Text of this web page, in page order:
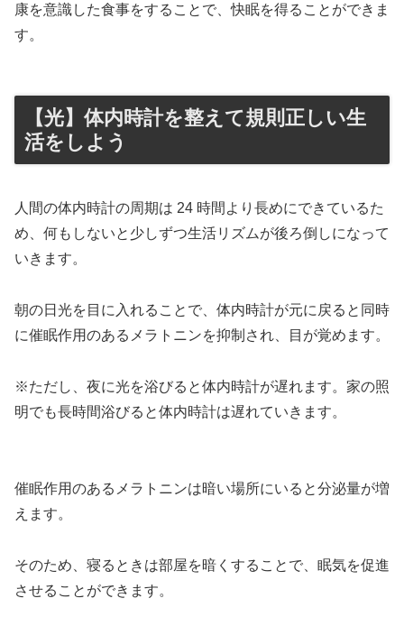
康を意識した食事をすることで、快眠を得ることができま
す。
【光】体内時計を整えて規則正しい生
活をしよう
人間の体内時計の周期は 24 時間より長めにできているた
め、何もしないと少しずつ生活リズムが後ろ倒しになって
いきます。
朝の日光を目に入れることで、体内時計が元に戻ると同時
に催眠作用のあるメラトニンを抑制され、目が覚めます。
※ただし、夜に光を浴びると体内時計が遅れます。家の照
明でも長時間浴びると体内時計は遅れていきます。
催眠作用のあるメラトニンは暗い場所にいると分泌量が増
えます。
そのため、寝るときは部屋を暗くすることで、眠気を促進
させることができます。